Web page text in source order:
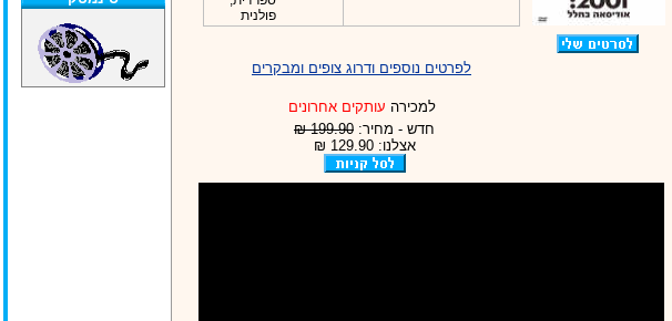
פולנית
לפרטים נוספים ודרוג צופים ומבקרים
למכירה עותקים אחרונים
חדש - מחיר: 199.90 ₪
אצלנו: 129.90 ₪